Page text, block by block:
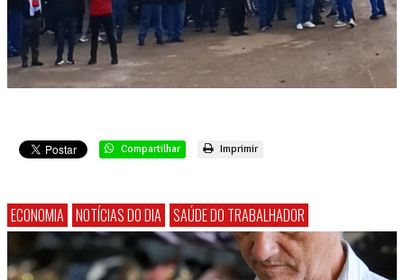
Compartilhar Imprimir
ECONOMIA NOTÍCIAS DO DIA SAÚDE DO TRABALHADOR